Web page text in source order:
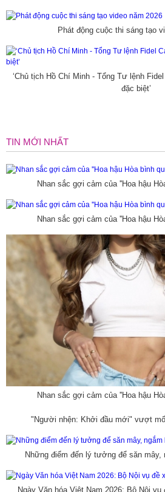
Phát động cuộc thi sáng tạo
‘Chủ tịch Hồ Chí Minh - Tổng Tư lệnh
đặc biệt’
TIN MỚI NHẤT
Nhan sắc gợi cảm của ''Hoa hậu
Nhan sắc gợi cảm của ''Hoa hậu
Nhan sắc gợi cảm của ''Hoa hậu
"Người nhện: Khởi đầu mới" vượt
Những điểm đến lý tưởng để săn mây,
Ngày Văn hóa Việt Nam 2026: Bộ Nội vụ